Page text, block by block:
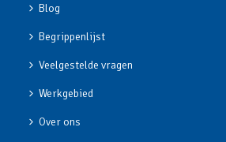
Blog
Begrippenlijst
Veelgestelde vragen
Werkgebied
Over ons